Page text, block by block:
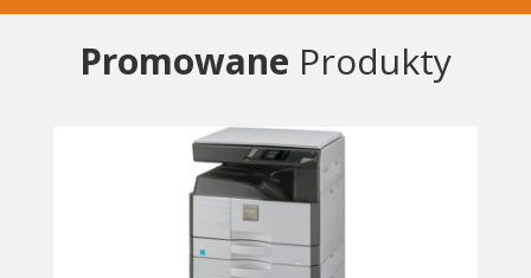
Promowane Produkty